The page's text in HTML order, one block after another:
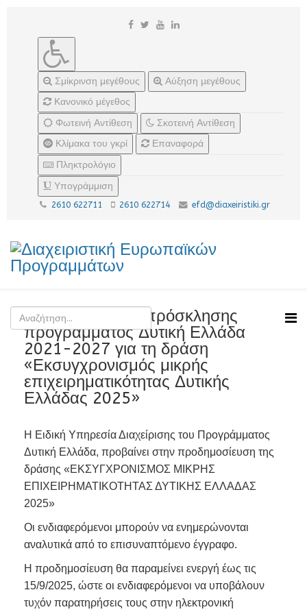
Σμίκρινση μεγέθους
Αύξηση μεγέθους
Κανονικό μέγεθος
Φωτεινή Αντίθεση
Σκοτεινή Αντίθεση
Κλίμακα του γκρί
Επαναφορά
Πληκτρολόγιο
Υπογράμμιση
2610 622711 2610 622714 efd@diaxeiristiki.gr
Προδημοσίευση πρόσκλησης
προγράμματος Δυτική Ελλάδα
2021-2027 για τη δράση
«Εκσυγχρονισμός μικρής
επιχειρηματικότητας Δυτικής
Ελλάδας 2025»
Η Ειδική Υπηρεσία Διαχείρισης του Προγράμματος
Δυτική Ελλάδα, προβαίνει στην προδημοσίευση της
δράσης «ΕΚΣΥΓΧΡΟΝΙΣΜΟΣ ΜΙΚΡΗΣ
ΕΠΙΧΕΙΡΗΜΑΤΙΚΟΤΗΤΑΣ ΔΥΤΙΚΗΣ ΕΛΛΑΔΑΣ
2025»
Οι ενδιαφερόμενοι μπορούν να ενημερώνονται
αναλυτικά από το επισυναπτόμενο έγγραφο.
Η προδημοσίευση θα παραμείνει ενεργή έως τις
15/9/2025, ώστε οι ενδιαφερόμενοι να υποβάλουν
τυχόν παρατηρήσεις τους στην ηλεκτρονική